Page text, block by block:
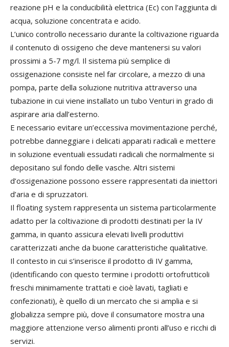
reazione pH e la conducibilità elettrica (Ec) con l’aggiunta di
acqua, soluzione concentrata e acido.
L’unico controllo necessario durante la coltivazione riguarda
il contenuto di ossigeno che deve mantenersi su valori
prossimi a 5-7 mg/l. Il sistema più semplice di
ossigenazione consiste nel far circolare, a mezzo di una
pompa, parte della soluzione nutritiva attraverso una
tubazione in cui viene installato un tubo Venturi in grado di
aspirare aria dall’esterno.
E necessario evitare un’eccessiva movimentazione perché,
potrebbe danneggiare i delicati apparati radicali e mettere
in soluzione eventuali essudati radicali che normalmente si
depositano sul fondo delle vasche. Altri sistemi
d’ossigenazione possono essere rappresentati da iniettori
d’aria e di spruzzatori.
Il floating system rappresenta un sistema particolarmente
adatto per la coltivazione di prodotti destinati per la IV
gamma, in quanto assicura elevati livelli produttivi
caratterizzati anche da buone caratteristiche qualitative.
Il contesto in cui s’inserisce il prodotto di IV gamma,
(identificando con questo termine i prodotti ortofrutticoli
freschi minimamente trattati e cioè lavati, tagliati e
confezionati), è quello di un mercato che si amplia e si
globalizza sempre più, dove il consumatore mostra una
maggiore attenzione verso alimenti pronti all’uso e ricchi di
servizi.